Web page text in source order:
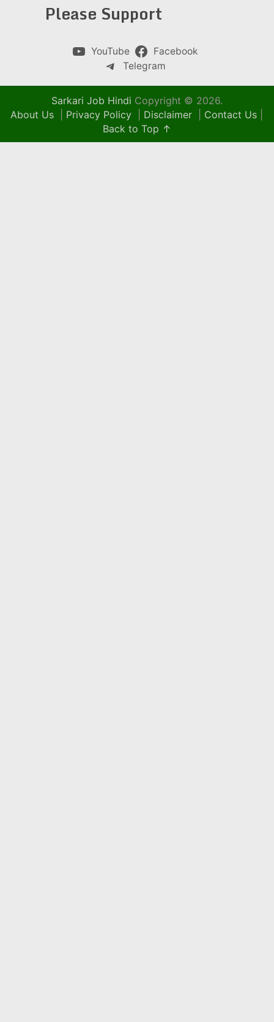
Please Support
YouTube
Facebook
Telegram
Sarkari Job Hindi Copyright © 2026.
About Us
Privacy Policy Disclaimer Contact Us
Back to Top ↑